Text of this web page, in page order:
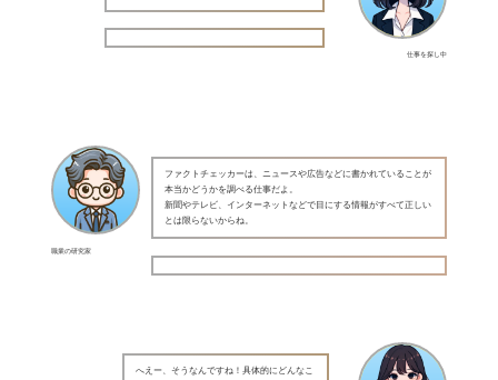
仕事を探し中
職業の研究家
ファクトチェッカーは、ニュースや広告などに書かれていることが
本当かどうかを調べる仕事だよ。
新聞やテレビ、インターネットなどで目にする情報がすべて正しい
とは限らないからね。
へえー、そうなんですね！具体的にどんなこ